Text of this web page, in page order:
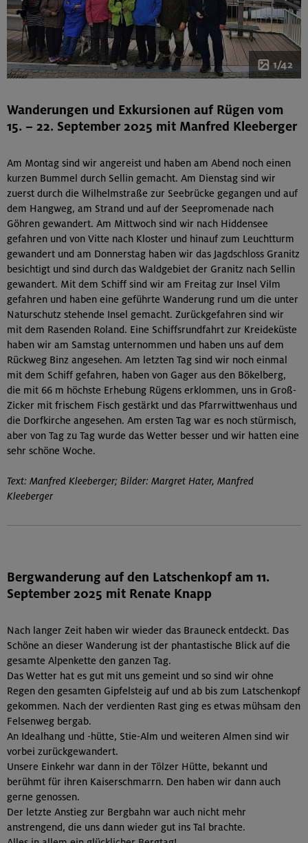
1/42
Wanderungen und Exkursionen auf Rügen vom
15. – 22. September 2025 mit Manfred Kleeberger
Am Montag sind wir angereist und haben am Abend noch einen
kurzen Bummel durch Sellin gemacht. Am Dienstag sind wir
zuerst durch die Wilhelmstraße zur Seebrücke gegangen und auf
dem Hangweg, am Strand und auf der Seepromenade nach
Göhren gewandert. Am Mittwoch sind wir nach Hiddensee
gefahren und von Vitte nach Kloster und hinauf zum Leuchtturm
gewandert und am Donnerstag haben wir das Jagdschloss Granitz
besichtigt und sind durch das Waldgebiet der Granitz nach Sellin
gewandert. Mit dem Schiff sind wir am Freitag zur Insel Vilm
gefahren und haben eine geführte Wanderung rund um die unter
Naturschutz stehende Insel gemacht. Zurückgefahren sind wir
mit dem Rasenden Roland. Eine Schiffsrundfahrt zur Kreideküste
haben wir am Samstag unternommen und haben uns auf dem
Rückweg Binz angesehen. Am letzten Tag sind wir noch einmal
mit dem Schiff gefahren, haben von Gager aus den Bökelberg,
die mit 66 m höchste Erhebung Rügens erklommen, uns in Groß-
Zicker mit frischem Fisch gestärkt und das Pfarrwittwenhaus und
die Dorfkirche angesehen. Am ersten Tag war es noch stürmisch,
aber von Tag zu Tag wurde das Wetter besser und wir hatten eine
sehr schöne Woche.
Text: Manfred Kleeberger; Bilder: Margret Hater, Manfred
Kleeberger
Bergwanderung auf den Latschenkopf am 11.
September 2025 mit Renate Knapp
Nach langer Zeit haben wir wieder das Brauneck entdeckt. Das
Schöne an dieser Wanderung ist der phantastische Blick auf die
gesamte Alpenkette den ganzen Tag.
Das Wetter hat es gut mit uns gemeint und so sind wir ohne
Regen den gesamten Gipfelsteig auf und ab bis zum Latschenkopf
gekommen. Nach der verdienten Rast ging es etwas mühsam den
Felsenweg bergab.
An Idealhang und -hütte, Stie-Alm und weiteren Almen sind wir
vorbei zurückgewandert.
Unsere Einkehr war dann in der Tölzer Hütte, bekannt und
berühmt für ihren Kaiserschmarrn. Den haben wir dann auch
gerne genossen.
Der letzte Anstieg zur Bergbahn war auch nicht mehr
anstrengend, die uns dann wieder gut ins Tal brachte.